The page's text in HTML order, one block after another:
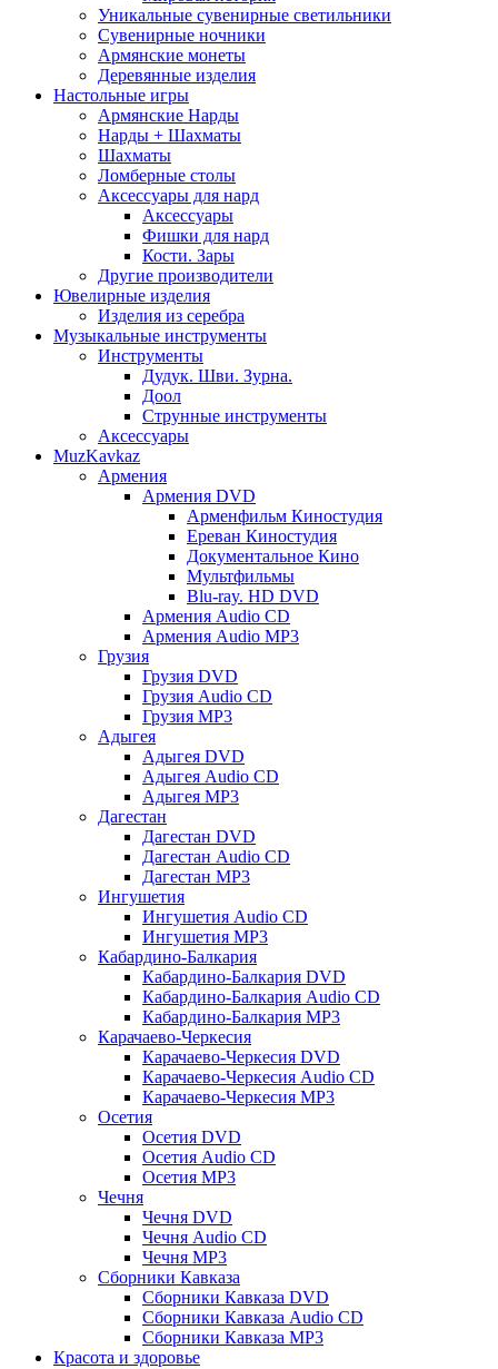
Уникальные сувенирные светильники
Сувенирные ночники
Армянские монеты
Деревянные изделия
Настольные игры
Армянские Нарды
Нарды + Шахматы
Шахматы
Ломберные столы
Аксессуары для нард
Аксессуары
Фишки для нард
Кости. Зары
Другие производители
Ювелирные изделия
Изделия из серебра
Музыкальные инструменты
Инструменты
Дудук. Шви. Зурна.
Доол
Струнные инструменты
Аксессуары
MuzKavkaz
Армения
Армения DVD
Арменфильм Киностудия
Ереван Киностудия
Документальное Кино
Мультфильмы
Blu-ray. HD DVD
Армения Audio CD
Армения Audio MP3
Грузия
Грузия DVD
Грузия Audio CD
Грузия MP3
Адыгея
Адыгея DVD
Адыгея Audio CD
Адыгея MP3
Дагестан
Дагестан DVD
Дагестан Audio CD
Дагестан MP3
Ингушетия
Ингушетия Audio CD
Ингушетия MP3
Кабардино-Балкария
Кабардино-Балкария DVD
Кабардино-Балкария Audio CD
Кабардино-Балкария MP3
Карачаево-Черкесия
Карачаево-Черкесия DVD
Карачаево-Черкесия Audio CD
Карачаево-Черкесия MP3
Осетия
Осетия DVD
Осетия Audio CD
Осетия MP3
Чечня
Чечня DVD
Чечня Audio CD
Чечня MP3
Сборники Кавказа
Сборники Кавказа DVD
Сборники Кавказа Audio CD
Сборники Кавказа MP3
Красота и здоровье